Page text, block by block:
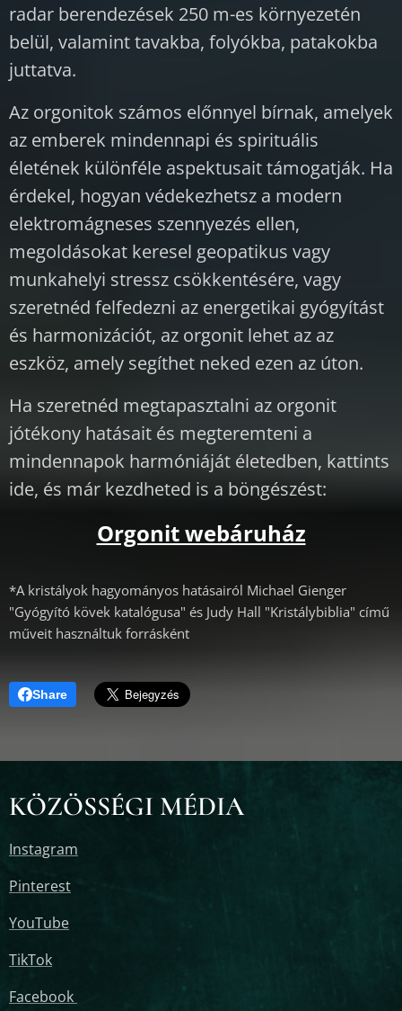
radar berendezések 250 m-es környezetén
belül, valamint tavakba, folyókba, patakokba
juttatva.
Az orgonitok számos előnnyel bírnak, amelyek
az emberek mindennapi és spirituális
életének különféle aspektusait támogatják. Ha
érdekel, hogyan védekezhetsz a modern
elektromágneses szennyezés ellen,
megoldásokat keresel geopatikus vagy
munkahelyi stressz csökkentésére, vagy
szeretnéd felfedezni az energetikai gyógyítást
és harmonizációt, az orgonit lehet az az
eszköz, amely segíthet neked ezen az úton.
Ha szeretnéd megtapasztalni az orgonit
jótékony hatásait és megteremteni a
mindennapok harmóniáját életedben, kattints
ide, és már kezdheted is a böngészést:
Orgonit webáruház
*A kristályok hagyományos hatásairól Michael Gienger
"Gyógyító kövek katalógusa" és Judy Hall "Kristálybiblia" című
műveit használtuk forrásként
Share
KÖZÖSSÉGI MÉDIA
Instagram
Pinterest
YouTube
TikTok
Facebook